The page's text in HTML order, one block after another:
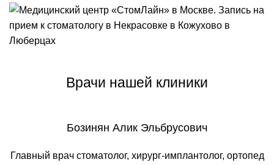
Врачи нашей клиники
Бозинян Алик Эльбрусович
Главный врач стоматолог, хирург-имплантолог, ортопед